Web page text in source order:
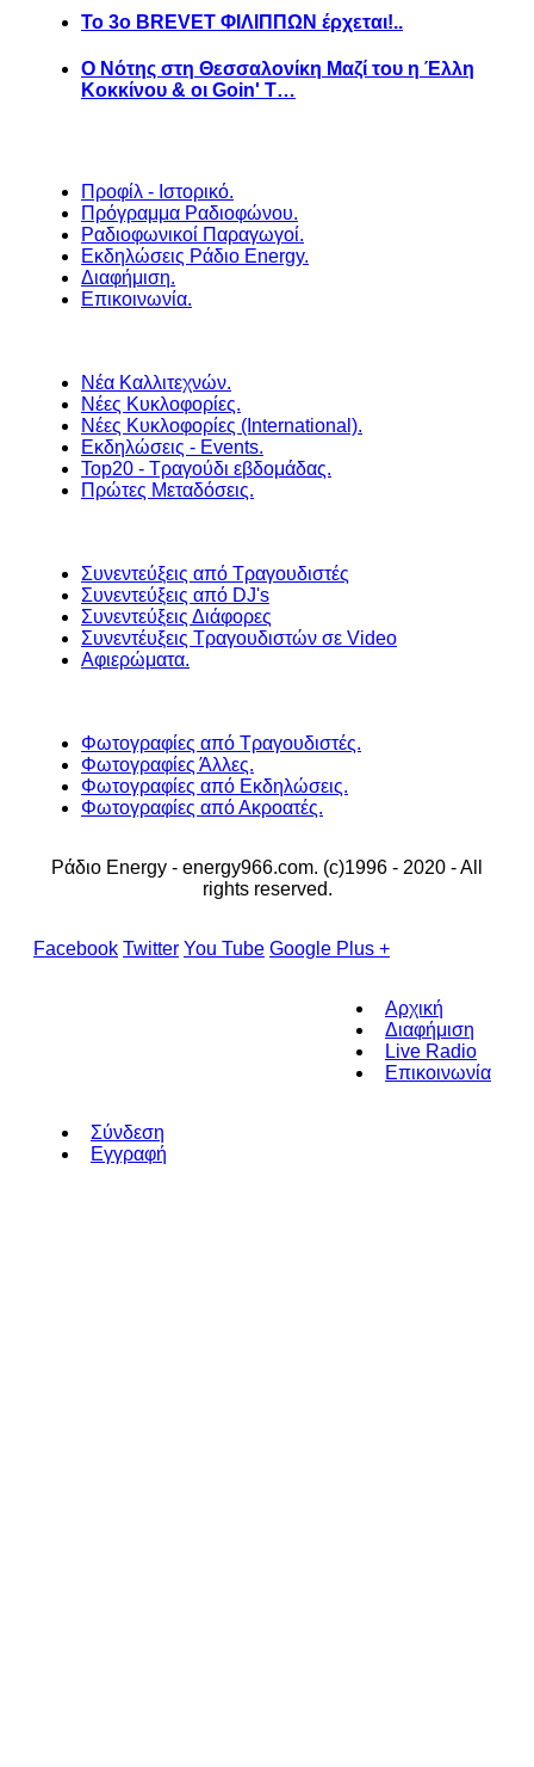
Το 3ο BREVET ΦΙΛΙΠΠΩΝ έρχεται!..
Ο Νότης στη Θεσσαλονίκη Μαζί του η Έλλη
Κοκκίνου & οι Goin' T…
Προφίλ - Ιστορικό.
Πρόγραμμα Ραδιοφώνου.
Ραδιοφωνικοί Παραγωγοί.
Εκδηλώσεις Ράδιο Energy.
Διαφήμιση.
Επικοινωνία.
Νέα Καλλιτεχνών.
Νέες Κυκλοφορίες.
Νέες Κυκλοφορίες (International).
Εκδηλώσεις - Events.
Top20 - Τραγούδι εβδομάδας.
Πρώτες Μεταδόσεις.
Συνεντεύξεις από Τραγουδιστές
Συνεντεύξεις από DJ's
Συνεντεύξεις Διάφορες
Συνεντέυξεις Τραγουδιστών σε Video
Αφιερώματα.
Φωτογραφίες από Τραγουδιστές.
Φωτογραφίες Άλλες.
Φωτογραφίες από Εκδηλώσεις.
Φωτογραφίες από Ακροατές.
Ράδιο Energy - energy966.com. (c)1996 - 2020 - All
rights reserved.
Facebook Twitter You Tube Google Plus +
Αρχική
Διαφήμιση
Live Radio
Επικοινωνία
Σύνδεση
Εγγραφή